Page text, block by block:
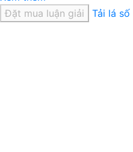
Đặt mua luận giải
Tải lá số